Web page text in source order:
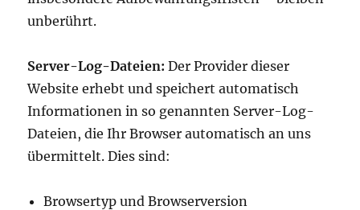
unberührt.
Server-Log-Dateien:Der Provider dieser
Website erhebt und speichert automatisch
Informationen in so genannten Server-Log-
Dateien, die Ihr Browser automatisch an uns
übermittelt. Dies sind:
Browsertyp und Browserversion